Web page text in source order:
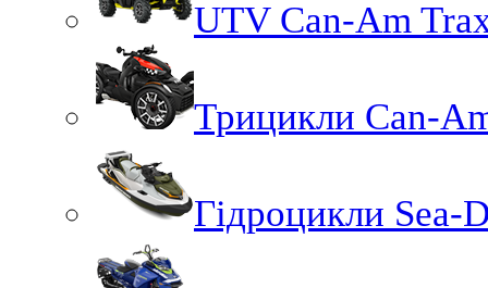
UTV Can-Am
Трицикли Can-
Гідроцикли Sea-